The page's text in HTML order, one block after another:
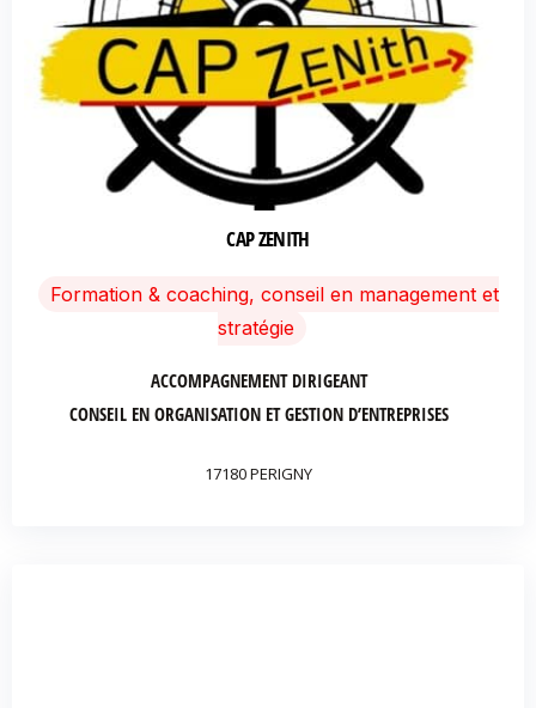
CAP ZENITH
Formation & coaching, conseil en management et
stratégie
ACCOMPAGNEMENT DIRIGEANT
CONSEIL EN ORGANISATION ET GESTION D’ENTREPRISES
17180 PERIGNY